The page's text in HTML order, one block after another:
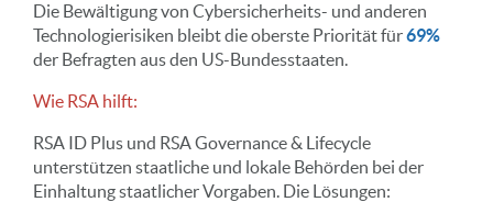
Die Bewältigung von Cybersicherheits- und anderen
Technologierisiken bleibt die oberste Priorität für69%
der Befragten aus den US-Bundesstaaten.
Wie RSA hilft:
RSA ID Plus und RSA Governance & Lifecycle
unterstützen staatliche und lokale Behörden bei der
Einhaltung staatlicher Vorgaben. Die Lösungen: